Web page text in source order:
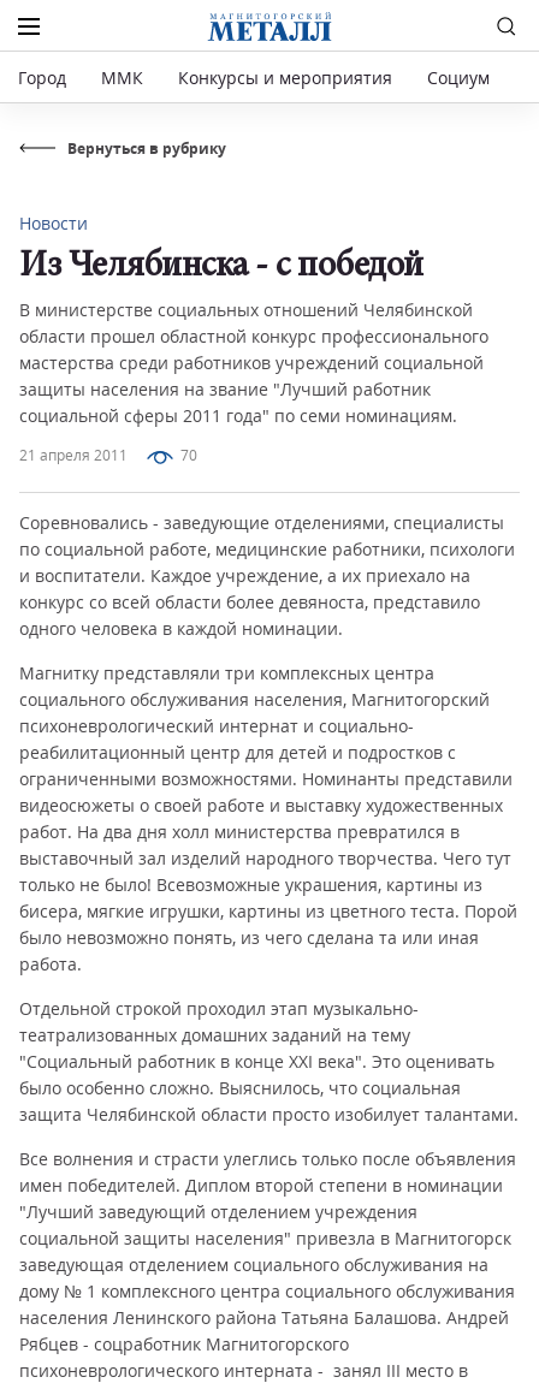
Город ММК Конкурсы и мероприятия Социум
Вернуться в рубрику
21 апреля 2011 70
Новости
Из Челябинска - с победой
В министерстве социальных отношений Челябинской
области прошел областной конкурс профессионального
мастерства среди работников учреждений социальной
защиты населения на звание "Лучший работник
социальной сферы 2011 года" по семи номинациям.
Соревновались - заведующие отделениями, специалисты
по социальной работе, медицинские работники, психологи
и воспитатели. Каждое учреждение, а их приехало на
конкурс со всей области более девяноста, представило
одного человека в каждой номинации.
Магнитку представляли три комплексных центра
социального обслуживания населения, Магнитогорский
психоневрологический интернат и социально-
реабилитационный центр для детей и подростков с
ограниченными возможностями. Номинанты представили
видеосюжеты о своей работе и выставку художественных
работ. На два дня холл министерства превратился в
выставочный зал изделий народного творчества. Чего тут
только не было! Всевозможные украшения, картины из
бисера, мягкие игрушки, картины из цветного теста. Порой
было невозможно понять, из чего сделана та или иная
работа.
Отдельной строкой проходил этап музыкально-
театрализованных домашних заданий на тему
"Социальный работник в конце XXI века". Это оценивать
было особенно сложно. Выяснилось, что социальная
защита Челябинской области просто изобилует талантами.
Все волнения и страсти улеглись только после объявления
имен победителей. Диплом второй степени в номинации
"Лучший заведующий отделением учреждения
социальной защиты населения" привезла в Магнитогорск
заведующая отделением социального обслуживания на
дому № 1 комплексного центра социального обслуживания
населения Ленинского района Татьяна Балашова. Андрей
Рябцев - соцработник Магнитогорского
психоневрологического интерната - занял III место в